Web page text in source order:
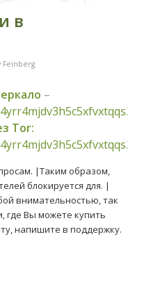
в
Feinberg
–
Tor:
|Таким образом,
блокируется для. |
внимательностью, так
где Вы можете купить
напишите в поддержку.